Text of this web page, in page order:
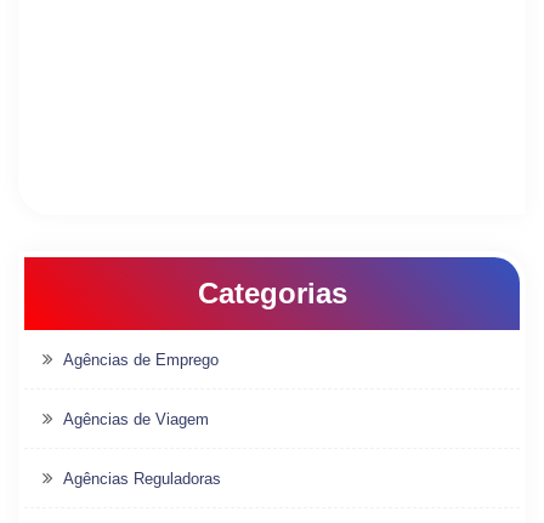
Categorias
Agências de Emprego
Agências de Viagem
Agências Reguladoras